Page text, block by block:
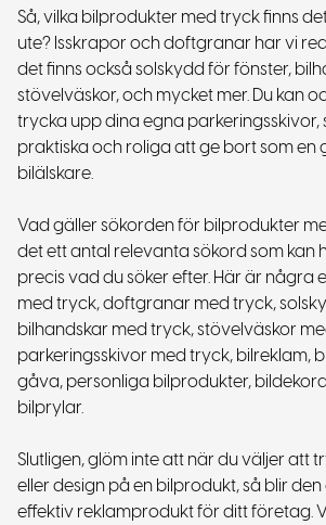
Så, vilka bilprodukter med tryck finns
ute? Isskrapor och doftgranar har vi
det finns också solskydd för fönster,
stövelväskor, och mycket mer. Du kan
trycka upp dina egna parkeringsskivor,
praktiska och roliga att ge bort som en
bilälskare.
Vad gäller sökorden för bilprodukter
det ett antal relevanta sökord som kan
precis vad du söker efter. Här är några
med tryck, doftgranar med tryck,
bilhandskar med tryck, stövelväskor
parkeringsskivor med tryck, bilreklam,
gåva, personliga bilprodukter,
bilprylar.
Slutligen, glöm inte att när du väljer att
eller design på en bilprodukt, så blir den
effektiv reklamprodukt för ditt företag.